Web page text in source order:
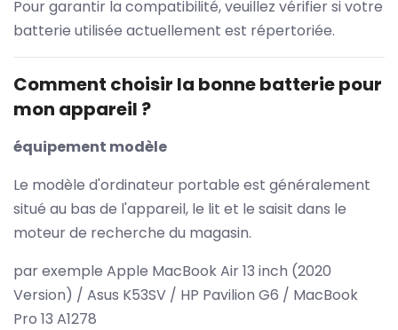
Pour garantir la compatibilité, veuillez vérifier si votre
batterie utilisée actuellement est répertoriée.
Comment choisir la bonne batterie pour
mon appareil ?
équipement modèle
Le modèle d'ordinateur portable est généralement
situé au bas de l'appareil, le lit et le saisit dans le
moteur de recherche du magasin.
par exemple Apple MacBook Air 13 inch (2020
Version) / Asus K53SV / HP Pavilion G6 / MacBook
Pro 13 A1278